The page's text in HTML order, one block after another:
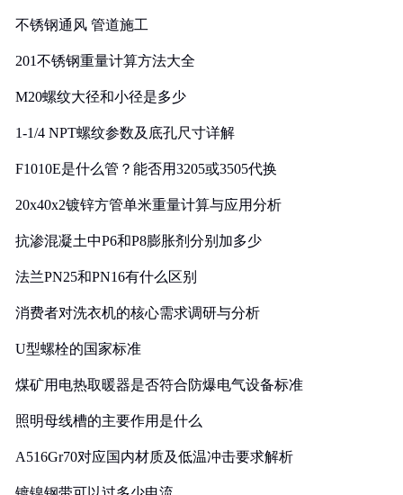
不锈钢通风 管道施工
201不锈钢重量计算方法大全
M20螺纹大径和小径是多少
1-1/4 NPT螺纹参数及底孔尺寸详解
F1010E是什么管？能否用3205或3505代换
20x40x2镀锌方管单米重量计算与应用分析
抗渗混凝土中P6和P8膨胀剂分别加多少
法兰PN25和PN16有什么区别
消费者对洗衣机的核心需求调研与分析
U型螺栓的国家标准
煤矿用电热取暖器是否符合防爆电气设备标准
照明母线槽的主要作用是什么
A516Gr70对应国内材质及低温冲击要求解析